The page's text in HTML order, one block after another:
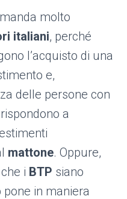
molto
italiani, perché
l’acquisto di una
e,
delle persone con
a
mattone. Oppure,
i BTP siano
in maniera